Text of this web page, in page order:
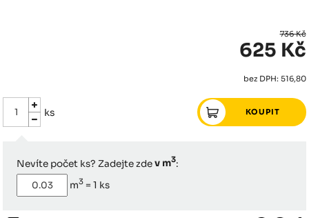
736 Kč
625 Kč
bez DPH: 516,80
ks
Nevíte počet ks? Zadejte zdev m3:
m3 =1 ks